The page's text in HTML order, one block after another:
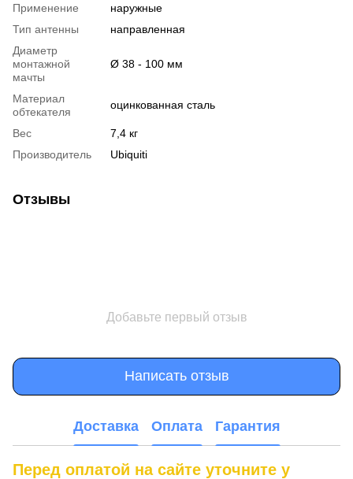
Применение
наружные
Тип антенны
направленная
Диаметр
монтажной
мачты
Ø 38 - 100 мм
Материал
обтекателя
оцинкованная сталь
Вес
7,4 кг
Производитель
Ubiquiti
Отзывы
Добавьте первый отзыв
Написать отзыв
Доставка Оплата Гарантия
Перед оплатой на сайте уточните у